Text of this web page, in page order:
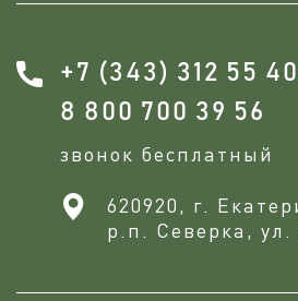
+7 (343) 312 55 40
8 800 700 39 56
звонок бесплатный
620920, г.
р.п. Северка, ул.